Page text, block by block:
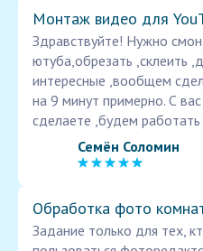
Монтаж видео для
Здравствуйте! Нужно
ютуба,обрезать ,склеить
интересные ,вообщем
на 9 минут примерно. С
сделаете ,будем
Семён Соломин
Обработка фото
Задание только для тех,